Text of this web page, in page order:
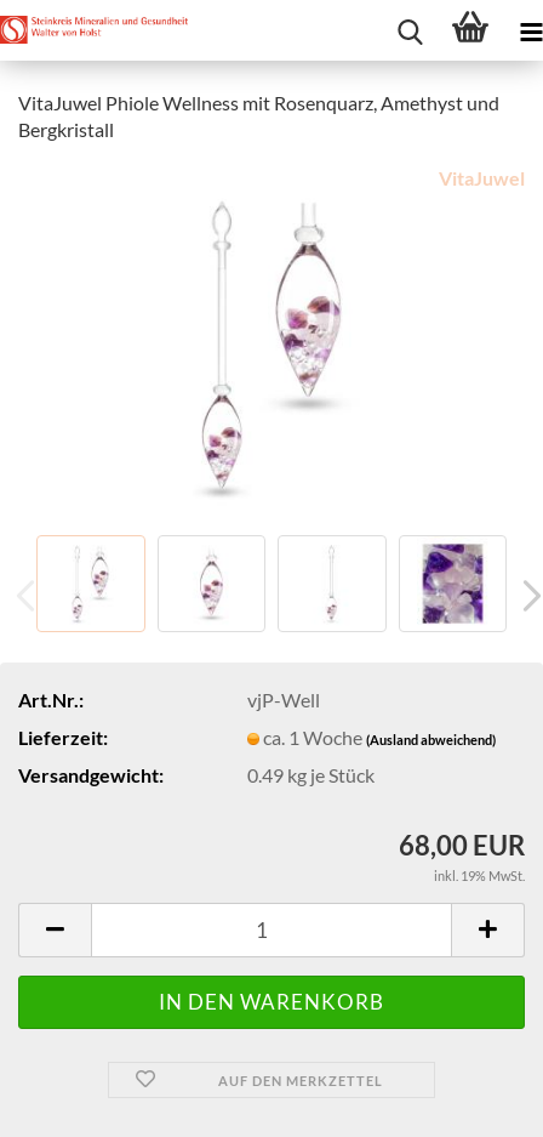
VitaJuwel Phiole Wellness mit Rosenquarz, Amethyst und
Bergkristall
VitaJuwel
Art.Nr.:
vjP-Well
Lieferzeit:
ca. 1 Woche(Ausland abweichend)
Versandgewicht: 0.49 kg je Stück
68,00 EUR
inkl. 19% MwSt.
AUF DEN MERKZETTEL